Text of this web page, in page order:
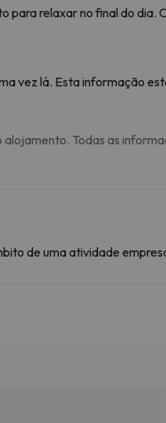
relaxar no final do dia.
vez lá. Esta informação
Todas as
de uma atividade